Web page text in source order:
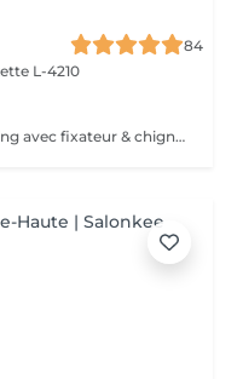
84
L-4210
Essai + Jour J + Shampoing + Brushing avec fixateur & chignon